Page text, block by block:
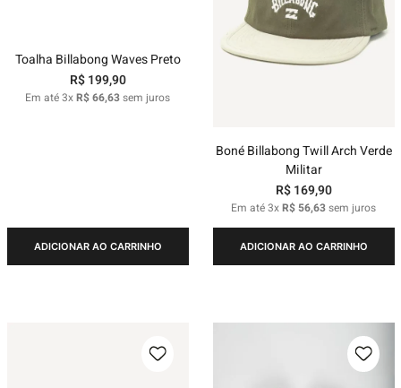
Toalha Billabong Waves Preto
R$ 199,90
Em até3xR$66,63sem juros
ADICIONAR AO CARRINHO
Boné Billabong Twill Arch Verde
Militar
R$ 169,90
Em até3xR$ 56,63sem juros
ADICIONAR AO CARRINHO